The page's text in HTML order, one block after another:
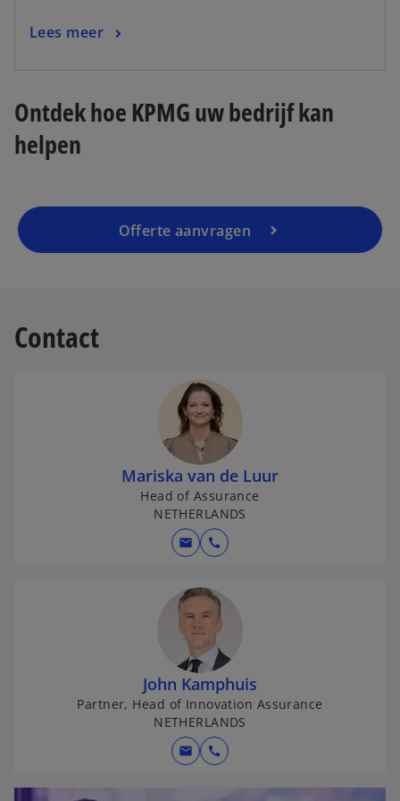
e
b
Lees meer
o
e
s
i
n
n
w
Ontdek hoe KPMG uw bedrijf kan
helpen
Offerte aanvragen
Contact
Mariska van de Luur
Head of Assurance
NETHERLANDS
mail call
John Kamphuis
Partner, Head of Innovation Assurance
NETHERLANDS
mail call